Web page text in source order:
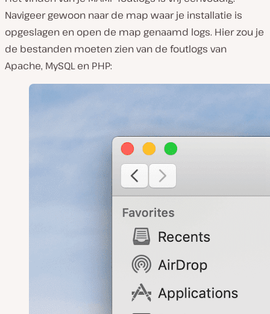
Navigeer gewoon naar de map waar je installatie is
opgeslagen en open de map genaamd logs. Hier zou je
de bestanden moeten zien van de foutlogs van
Apache, MySQL en PHP: